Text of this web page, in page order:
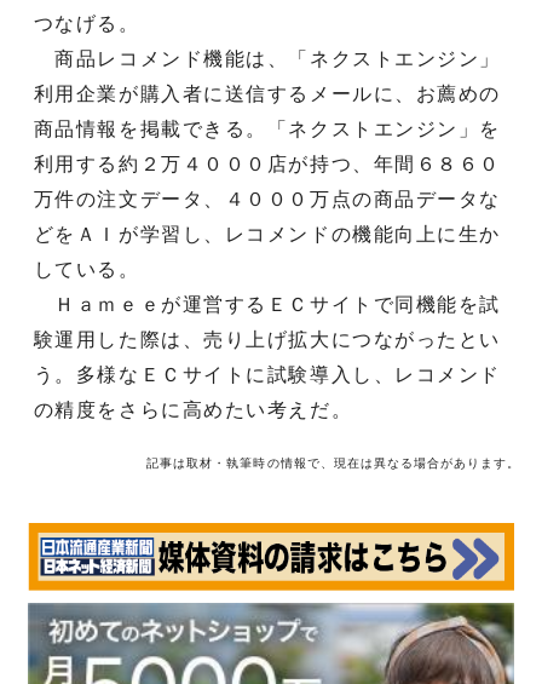
つなげる。
商品レコメンド機能は、「ネクストエンジン」
利用企業が購入者に送信するメールに、お薦めの
商品情報を掲載できる。「ネクストエンジン」を
利用する約２万４０００店が持つ、年間６８６０
万件の注文データ、４０００万点の商品データな
どをＡＩが学習し、レコメンドの機能向上に生か
している。
Ｈａｍｅｅが運営するＥＣサイトで同機能を試
験運用した際は、売り上げ拡大につながったとい
う。多様なＥＣサイトに試験導入し、レコメンド
の精度をさらに高めたい考えだ。
記事は取材・執筆時の情報で、現在は異なる場合があります。